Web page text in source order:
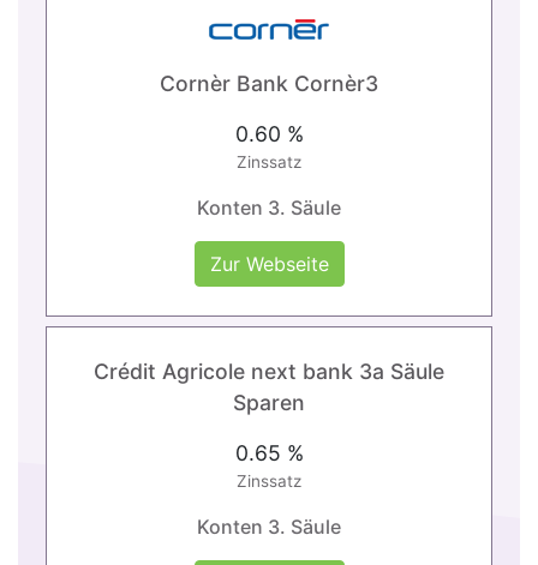
Cornèr Bank Cornèr3
0.60 %
Zinssatz
Konten 3. Säule
Zur Webseite
Crédit Agricole next bank 3a Säule
Sparen
0.65 %
Zinssatz
Konten 3. Säule